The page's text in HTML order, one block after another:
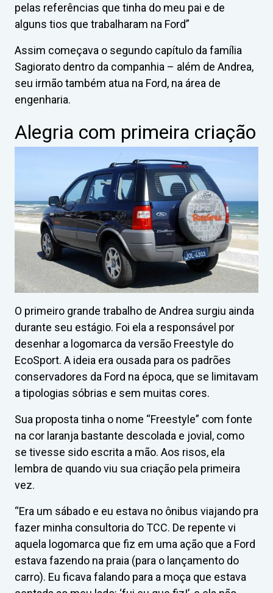
pelas referências que tinha do meu pai e de
alguns tios que trabalharam na Ford”
Assim começava o segundo capítulo da família
Sagiorato dentro da companhia – além de Andrea,
seu irmão também atua na Ford, na área de
engenharia.
Alegria com primeira criação
O primeiro grande trabalho de Andrea surgiu ainda
durante seu estágio. Foi ela a responsável por
desenhar a logomarca da versão Freestyle do
EcoSport. A ideia era ousada para os padrões
conservadores da Ford na época, que se limitavam
a tipologias sóbrias e sem muitas cores.
Sua proposta tinha o nome “Freestyle” com fonte
na cor laranja bastante descolada e jovial, como
se tivesse sido escrita a mão. Aos risos, ela
lembra de quando viu sua criação pela primeira
vez.
“Era um sábado e eu estava no ônibus viajando pra
fazer minha consultoria do TCC. De repente vi
aquela logomarca que fiz em uma ação que a Ford
estava fazendo na praia (para o lançamento do
carro). Eu ficava falando para a moça que estava